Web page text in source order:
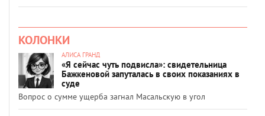
КОЛОНКИ
АЛИСА ГРАНД
«Я сейчас чуть подвисла»: свидетельница
Бажкеновой запуталась в своих показаниях в
суде
Вопрос о сумме ущерба загнал Масальскую в угол